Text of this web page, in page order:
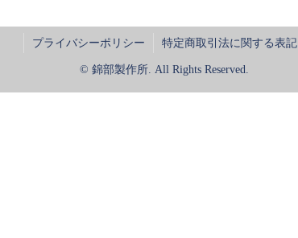
プライバシーポリシー 特定商取引法に関する表記
© 錦部製作所. All Rights Reserved.